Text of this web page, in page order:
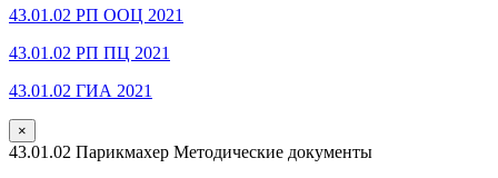
43.01.02 РП ООЦ 2021
43.01.02 РП ПЦ 2021
43.01.02 ГИА 2021
×
43.01.02 Парикмахер Методические документы